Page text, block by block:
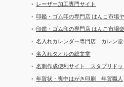
レーザー加工専門サイト
印鑑・ゴム印の専門店 はんこ市場
印鑑・ゴム印の専門店 はんこ市場
名入れカレンダー専門店 カレン堂
名入れタオルの総文堂
名刺作成便利サイト スタプリドッ
年賀状・喪中はがき印刷 年賀職人